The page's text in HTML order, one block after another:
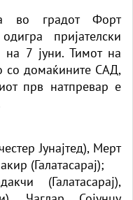
во градот Форт
пријателски
на 7 јуни. Тимот на
со домаќините САД,
прв натпревар е
Јунајтед), Мерт
(Галатасарај);
(Галатасарај),